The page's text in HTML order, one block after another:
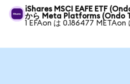
iShares MSCI EAFE ETF
から Meta Platforms (Ondo
1 EFAon は 0.186477 METAon